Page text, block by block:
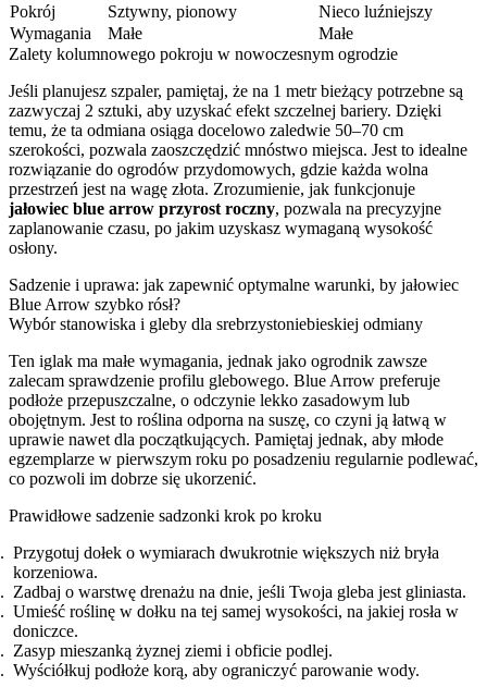
Pokrój
Sztywny, pionowy
Nieco luźniejszy
Wymagania
Małe
Małe
Zalety kolumnowego pokroju w nowoczesnym ogrodzie
Jeśli planujesz szpaler, pamiętaj, że na 1 metr bieżący potrzebne są
zazwyczaj 2 sztuki, aby uzyskać efekt szczelnej bariery. Dzięki
temu, że ta odmiana osiąga docelowo zaledwie 50–70 cm
szerokości, pozwala zaoszczędzić mnóstwo miejsca. Jest to idealne
rozwiązanie do ogrodów przydomowych, gdzie każda wolna
przestrzeń jest na wagę złota. Zrozumienie, jak funkcjonuje
jałowiec blue arrow przyrost roczny, pozwala na precyzyjne
zaplanowanie czasu, po jakim uzyskasz wymaganą wysokość
osłony.
Sadzenie i uprawa: jak zapewnić optymalne warunki, by jałowiec
Blue Arrow szybko rósł?
Wybór stanowiska i gleby dla srebrzystoniebieskiej odmiany
Ten iglak ma małe wymagania, jednak jako ogrodnik zawsze
zalecam sprawdzenie profilu glebowego. Blue Arrow preferuje
podłoże przepuszczalne, o odczynie lekko zasadowym lub
obojętnym. Jest to roślina odporna na suszę, co czyni ją łatwą w
uprawie nawet dla początkujących. Pamiętaj jednak, aby młode
egzemplarze w pierwszym roku po posadzeniu regularnie podlewać,
co pozwoli im dobrze się ukorzenić.
Prawidłowe sadzenie sadzonki krok po kroku
Przygotuj dołek o wymiarach dwukrotnie większych niż bryła
korzeniowa.
Zadbaj o warstwę drenażu na dnie, jeśli Twoja gleba jest gliniasta.
Umieść roślinę w dołku na tej samej wysokości, na jakiej rosła w
doniczce.
Zasyp mieszanką żyznej ziemi i obficie podlej.
Wyściółkuj podłoże korą, aby ograniczyć parowanie wody.